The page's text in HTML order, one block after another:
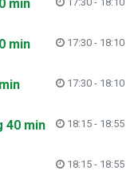
min
min
17:30 - 18:10
17:30 - 18:10
40 min
18:15 - 18:55
18:15 - 18:55